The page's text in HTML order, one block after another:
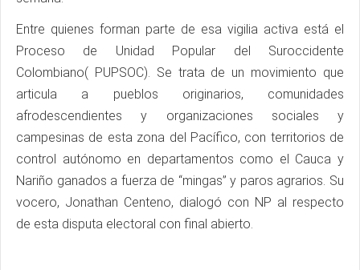
Entre quienes forman parte de esa vigilia activa está el
Proceso de Unidad Popular del Suroccidente
Colombiano( PUPSOC). Se trata de un movimiento que
articula a pueblos originarios, comunidades
afrodescendientes y organizaciones sociales y
campesinas de esta zona del Pacífico, con territorios de
control autónomo en departamentos como el Cauca y
Nariño ganados a fuerza de “mingas” y paros agrarios. Su
vocero, Jonathan Centeno, dialogó con NP al respecto
de esta disputa electoral con final abierto.